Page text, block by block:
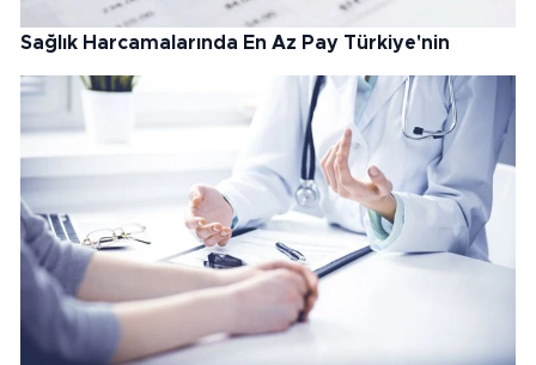
Sağlık Harcamalarında En Az Pay Türkiye'nin